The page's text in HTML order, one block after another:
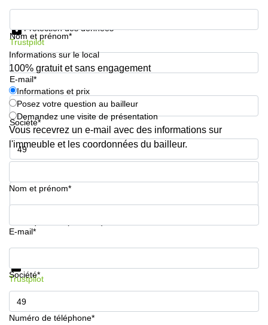
réunion
Salles
de
réunion
Genève
Salle de
réunion
Lausanne
Business
center
Lausanne
Genève
Quai
de l’Ile
13
Genève
Suisse
8A
Etoy
Esplanade
Rouge 4
Lancy
de
Meyrin
267
Chemin
de la
Drance 2
Martigny
Nom et prénom*
E-mail*
Société*
Numéro de téléphone*
Protection des données
Trustpilot
Informations sur le local
100% gratuit et sans engagement
Informations et prix
Posez votre question au bailleur
Demandez une visite de présentation
Vous recevrez un e-mail avec des informations sur
l'immeuble et les coordonnées du bailleur.
Nom et prénom*
E-mail*
Société*
Numéro de téléphone*
Informations et prix
Trustpilot